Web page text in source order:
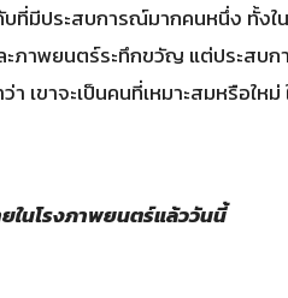
ที่มีประสบการณ์มากคนหนึ่ง ทั้งใ
ภาพยนตร์ระทึกขวัญ แต่ประสบ
เขาจะเป็นคนที่เหมาะสมหรือให
ในโรงภาพยนตร์แล้ววันนี้